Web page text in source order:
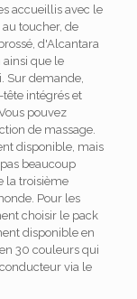
accueillis avec le
toucher, de
d'Alcantara
que le
Sur demande,
intégrés et
pouvez
de massage.
disponible, mais
beaucoup
la troisième
Pour les
choisir le pack
disponible en
30 couleurs qui
via le